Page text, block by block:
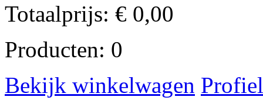
Totaalprijs: € 0,00
Producten: 0
Bekijk winkelwagen Profiel